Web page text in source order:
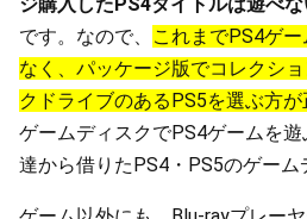
です。なので、
これまでPS4ゲ
なく、パッケージ版でコレクシ
クドライブのあるPS5を選ぶ方が
ゲームディスクでPS4ゲームを
達から借りたPS4・PS5のゲーム